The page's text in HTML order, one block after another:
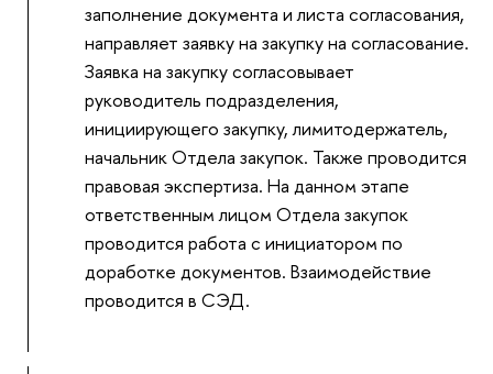
заполнение документа и листа согласования,
направляет заявку на закупку на согласование.
Заявка на закупку согласовывает
руководитель подразделения,
инициирующего закупку, лимитодержатель,
начальник Отдела закупок. Также проводится
правовая экспертиза. На данном этапе
ответственным лицом Отдела закупок
проводится работа с инициатором по
доработке документов. Взаимодействие
проводится в СЭД.